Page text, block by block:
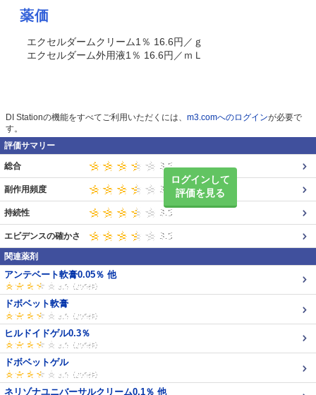
薬価
エクセルダームクリーム1％ 16.6円／ｇ
エクセルダーム外用液1％ 16.6円／ｍＬ
DI Stationの機能をすべてご利用いただくには、 m3.comへのログインが必要で
す。
評価サマリー
ログインして
評価を見る
総合
副作用頻度
持続性
エビデンスの確かさ
関連薬剤
アンテベート軟膏0.05％ 他
ドボベット軟膏
ヒルドイドゲル0.3％
ドボベットゲル
ネリゾナユニバーサルクリーム0.1％ 他